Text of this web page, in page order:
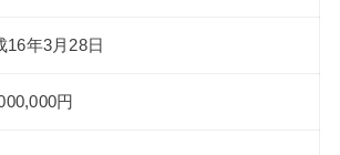
16年3月28日
円